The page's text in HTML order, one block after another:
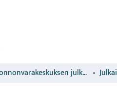
Luonnonvarakeskuksen julkaisut